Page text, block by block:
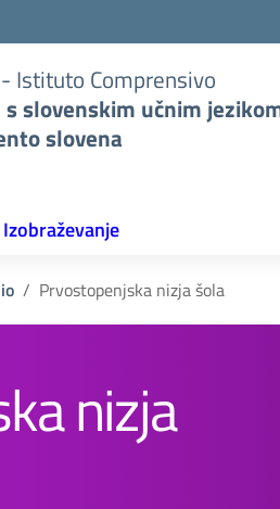
Istituto Comprensivo
slovenskim učnim
slovena
Izobraževanje
Prvostopenjska nizja šola
nizja